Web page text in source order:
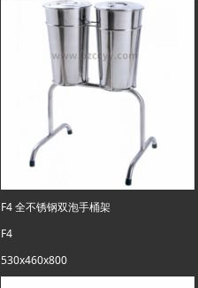
F4 全不锈钢双泡手桶架
F4
530x460x800